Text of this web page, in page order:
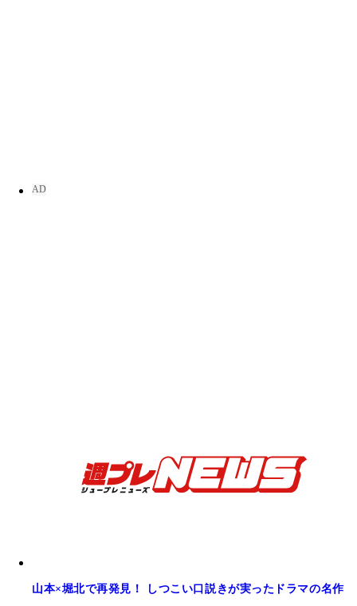
山本×堀北で再発見！ しつこい口説きが実ったドラマの名作